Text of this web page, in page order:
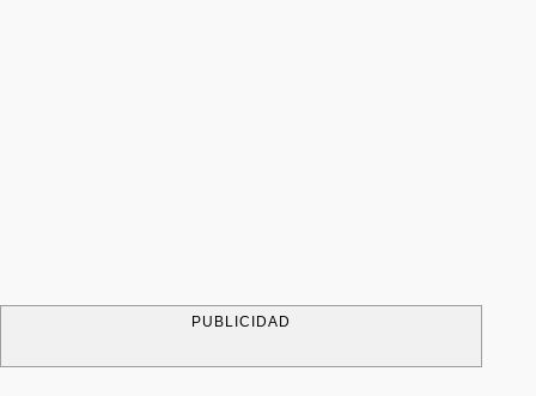
PUBLICIDAD